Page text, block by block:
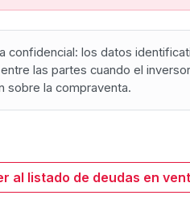
confidencial: los datos
las partes cuando el
sobre la compraventa.
al listado de deudas en